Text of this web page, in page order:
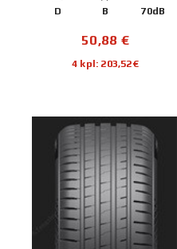
D B 70dB
50,88 €
4 kpl: 203,52€